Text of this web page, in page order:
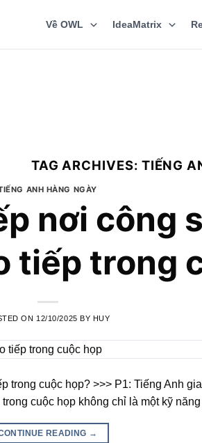
Về OWL IdeaMatrix
TAG ARCHIVES: TIẾNG
ANH HÀNG NGÀY
nơi công
tiếp trong
ON 12/10/2025 BY HUY
trong cuộc họp? >>> P1: Tiếng Anh
cuộc họp không chỉ là một kỹ
READING →